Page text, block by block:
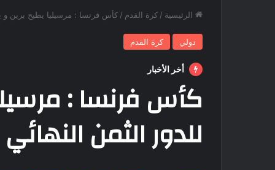
الرئيسية / كرة القدم / كأس فرنسا : مرسيليا يطيح برين و
دولي كرة القدم
أخر الأخبار
كأس فرنسا :
للدور الثمن النهائي